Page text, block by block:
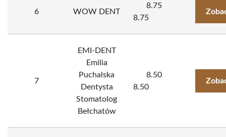
6 WOW DENT
8.75
8.75
7
EMI-DENT
Emilia
Puchalska
Dentysta
Stomatolog
Bełchatów
8.50
8.50